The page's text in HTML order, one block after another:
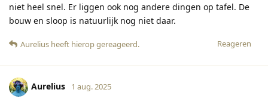
niet heel snel. Er liggen ook nog andere dingen op tafel. De
bouw en sloop is natuurlijk nog niet daar.
Reageren
Aurelius heeft hierop gereageerd.
Aurelius 1 aug. 2025